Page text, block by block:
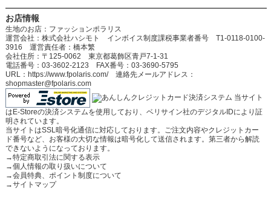
お店情報
生地のお店：ファッションポラリス
運営会社：株式会社ハシモト インボイス制度課税事業者番号 T1-0118-0100-
3916 運営責任者：橋本繁
会社住所：〒125-0062 東京都葛飾区青戸7-1-31
電話番号：03-3602-2123 FAX番号：03-3690-5795
URL：https://www.fpolaris.com/ 連絡先メールアドレス：
shopmaster@fpolaris.com
当サイト
はE-Storeの決済システムを使用しており、ベリサイン社のデジタルIDにより証
明されています。
当サイトはSSL暗号化通信に対応しております。ご注文内容やクレジットカー
ド番号など、お客様の大切な情報は暗号化して送信されます。第三者から解読
できないようになっております。
→特定商取引法に関する表示
→個人情報の取り扱いについて
→会員特典、ポイント制度について
→サイトマップ